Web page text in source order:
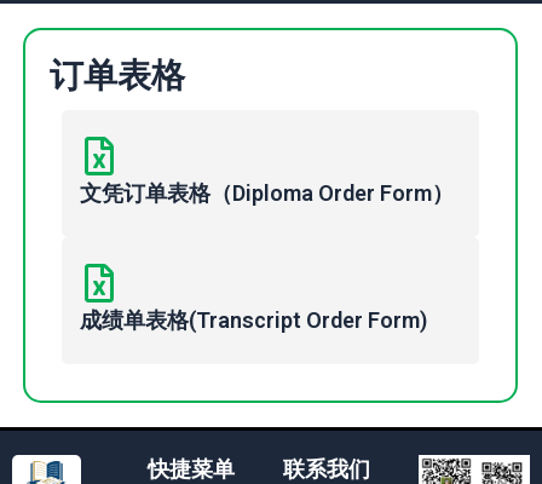
订单表格
文凭订单表格（Diploma Order Form）
成绩单表格(Transcript Order Form)
快捷菜单 联系我们